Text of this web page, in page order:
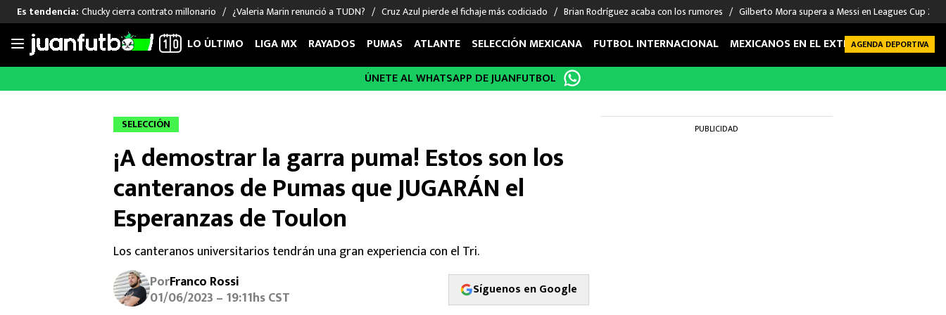
Saltar
Es tendencia: Chucky cierra contrato millonario ¿Valeria Marin renunció a TUDN? Cruz Azul pierde el fichaje más codiciado Brian Rodríguez acaba con los rumores Gilberto Mora supera a Messi en Leagues Cup
LIGA MX
Chivas de Guadalajara
Liga MX Femenil
FUT INTERNACIONAL
Las Noticias
Selección Mexicana
Champions League
Real Madrid
Barcelona
MEXICANOS EN EL EXTRANJERO
Memo Ochoa
Chino Huerta
Edson Álvarez
Santiago Giménez
FIGURAS
Sergio Ramos
Giorgos Giakoumakis
André Jardine
DEPORTES
Boxeo
LO ÚLTIMO LIGA MX RAYADOS PUMAS ATLANTE SELECCIÓN MEXICANA FUTBOL INTERNACIONAL MEXICANOS EN EL EXTRANJERO FUTBOL
AGENDA DEPORTIVA
ÚNETE AL WHATSAPP DE JUANFUTBOL
SELECCIÓN
¡A demostrar la garra puma! Estos son los
canteranos de Pumas que JUGARÁN el
Esperanzas de Toulon
Los canteranos universitarios tendrán una gran experiencia con el Tri.
PorFranco Rossi
01/06/2023 – 19:11hs CST Síguenos en Google
PUBLICIDAD